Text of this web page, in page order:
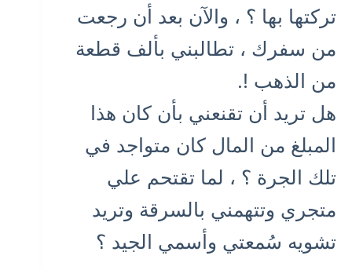
تركتها بها ؟ ، والآن بعد أن رجعت
من سفرك ، تطالبني بألف قطعة
من الذهب !.
هل تريد أن تقنعني بأن كان هذا
المبلغ من المال كان متواجد في
تلك الجرة ؟ ، لما تقتحم علي
متجري وتتهمني بالسرقة وتريد
تشويه سُمعتي وأسمي الجيد ؟